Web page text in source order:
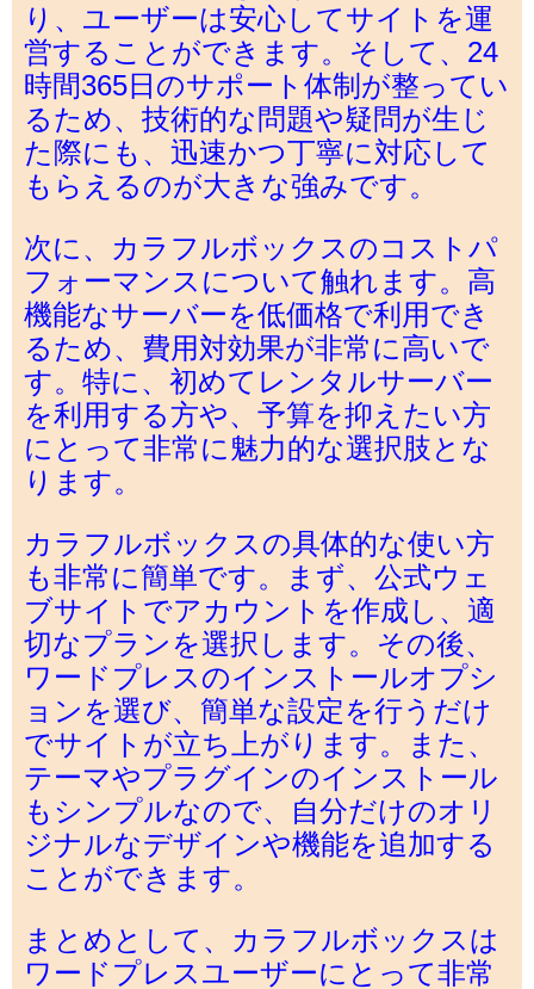
り、ユーザーは安心してサイトを運
営することができます。そして、24
時間365日のサポート体制が整ってい
るため、技術的な問題や疑問が生じ
た際にも、迅速かつ丁寧に対応して
もらえるのが大きな強みです。
次に、カラフルボックスのコストパ
フォーマンスについて触れます。高
機能なサーバーを低価格で利用でき
るため、費用対効果が非常に高いで
す。特に、初めてレンタルサーバー
を利用する方や、予算を抑えたい方
にとって非常に魅力的な選択肢とな
ります。
カラフルボックスの具体的な使い方
も非常に簡単です。まず、公式ウェ
ブサイトでアカウントを作成し、適
切なプランを選択します。その後、
ワードプレスのインストールオプシ
ョンを選び、簡単な設定を行うだけ
でサイトが立ち上がります。また、
テーマやプラグインのインストール
もシンプルなので、自分だけのオリ
ジナルなデザインや機能を追加する
ことができます。
まとめとして、カラフルボックスは
ワードプレスユーザーにとって非常